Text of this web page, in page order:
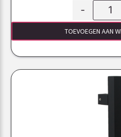
-
TOEVOEGEN AAN